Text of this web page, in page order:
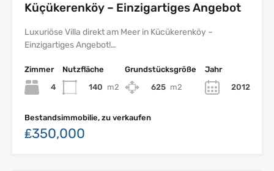
Küçükerenköy – Einzigartiges Angebot
Luxuriöse Villa direkt am Meer in Kücükerenköy –
Einzigartiges Angebot!…
Zimmer
4
Nutzfläche
140 m2
Grundstücksgröße
625 m2
Jahr
2012
Bestandsimmobilie, zu verkaufen
₤350,000